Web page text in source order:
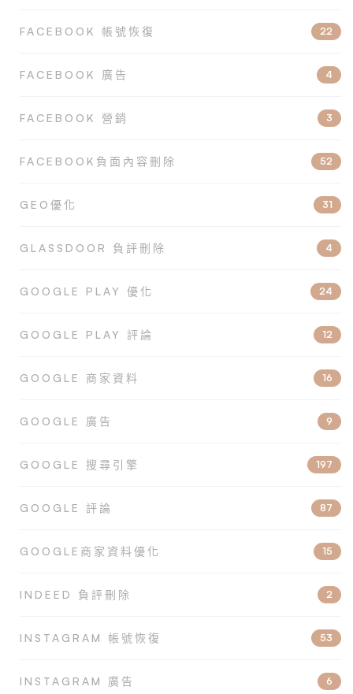
FACEBOOK 帳號恢復 22
FACEBOOK 廣告 4
FACEBOOK 營銷 3
FACEBOOK負面內容刪除 52
GEO優化 31
GLASSDOOR 負評刪除 4
GOOGLE PLAY 優化 24
GOOGLE PLAY 評論 12
GOOGLE 商家資料 16
GOOGLE 廣告 9
GOOGLE 搜尋引擎 197
GOOGLE 評論 87
GOOGLE商家資料優化 15
INDEED 負評刪除 2
INSTAGRAM 帳號恢復 53
INSTAGRAM 廣告 6